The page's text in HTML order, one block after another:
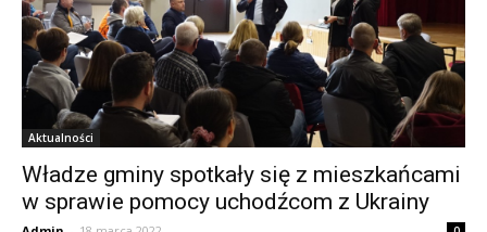
Aktualności
Władze gminy spotkały się z mieszkańcami
w sprawie pomocy uchodźcom z Ukrainy